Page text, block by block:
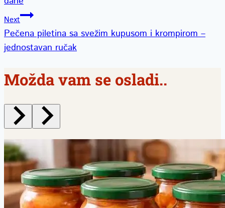
Next
Pečena piletina sa svežim kupusom i krompirom –
jednostavan ručak
Možda vam se osladi..